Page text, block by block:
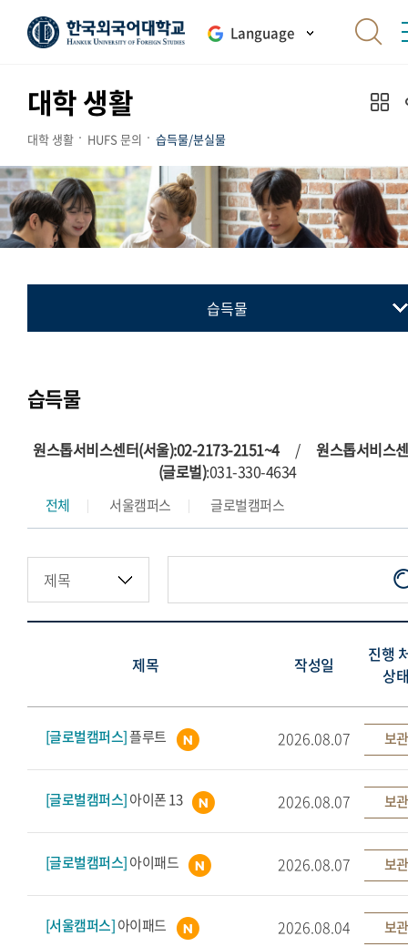
Language
대학 생활
대학 생활 HUFS 문의 습득물/분실물
습득물
습득물
원스톱서비스센터(서울):02-2173-2151~4 /원스톱서비스
(글로벌):031-330-4634
전체 서울캠퍼스 글로벌캠퍼스
제목 작성일
진행
상
[글로벌캠퍼스]플루트 2026.08.07 보관
[글로벌캠퍼스]아이폰 13 2026.08.07 보관
[글로벌캠퍼스]아이패드 2026.08.07 보관
[서울캠퍼스]아이패드 2026.08.04 보관